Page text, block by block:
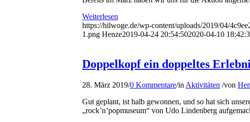
Weiterlesen
https://hilwoge.de/wp-content/uploads/2019/04/
1.png Henze2019-04-24 20:54:502020-04-10
Doppelkopf ein doppeltes
28. März 2019/0 Kommentare/in Aktivitäten /von
Gut geplant, ist halb gewonnen, und so hat sich
„rock’n’popmuseum“ von Udo Lindenberg